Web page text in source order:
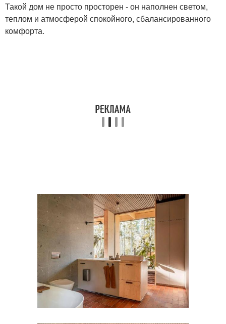
Такой дом не просто просторен - он наполнен светом,
теплом и атмосферой спокойного, сбалансированного
комфорта.